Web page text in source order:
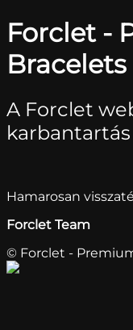
Forclet -
A Forclet
Hamarosan
Forclet Team
© Forclet -